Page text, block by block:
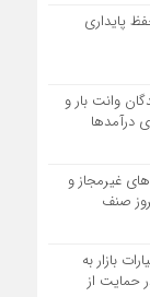
پایداری
وانت بار و
غیرمجاز و
صنف
بازار به
حمایت از